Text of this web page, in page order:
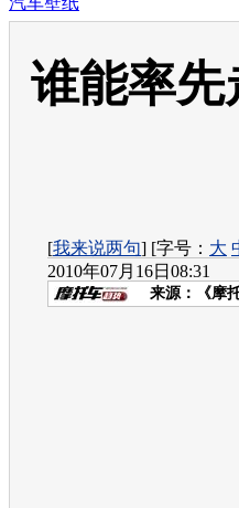
谁能率
[我来说两句] [字号： 大
2010年07月16日08:31
来源： 《摩